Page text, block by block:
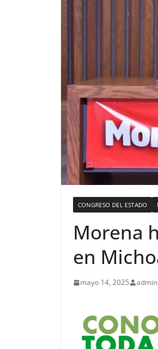
CONGRESO DEL ESTADO
Morena
en
mayo 14, 2025 admin